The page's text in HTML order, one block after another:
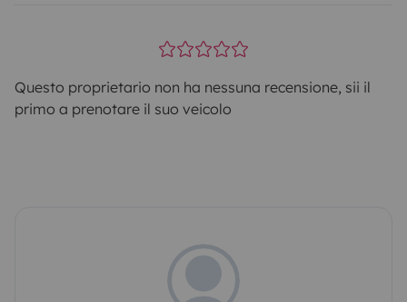
Questo proprietario non ha nessuna recensione, sii il
primo a prenotare il suo veicolo